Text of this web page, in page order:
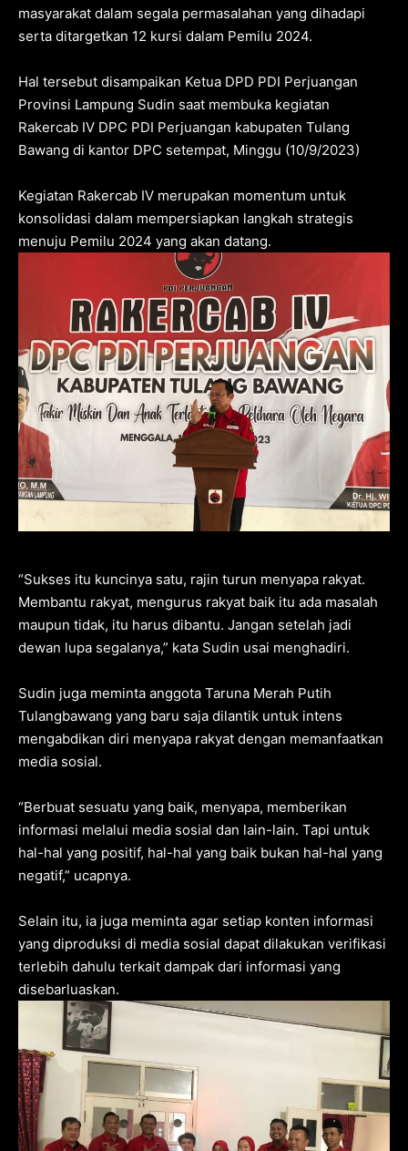
masyarakat dalam segala permasalahan yang dihadapi
serta ditargetkan 12 kursi dalam Pemilu 2024.
Hal tersebut disampaikan Ketua DPD PDI Perjuangan
Provinsi Lampung Sudin saat membuka kegiatan
Rakercab IV DPC PDI Perjuangan kabupaten Tulang
Bawang di kantor DPC setempat, Minggu (10/9/2023)
Kegiatan Rakercab IV merupakan momentum untuk
konsolidasi dalam mempersiapkan langkah strategis
menuju Pemilu 2024 yang akan datang.
“Sukses itu kuncinya satu, rajin turun menyapa rakyat.
Membantu rakyat, mengurus rakyat baik itu ada masalah
maupun tidak, itu harus dibantu. Jangan setelah jadi
dewan lupa segalanya,” kata Sudin usai menghadiri.
Sudin juga meminta anggota Taruna Merah Putih
Tulangbawang yang baru saja dilantik untuk intens
mengabdikan diri menyapa rakyat dengan memanfaatkan
media sosial.
“Berbuat sesuatu yang baik, menyapa, memberikan
informasi melalui media sosial dan lain-lain. Tapi untuk
hal-hal yang positif, hal-hal yang baik bukan hal-hal yang
negatif,” ucapnya.
Selain itu, ia juga meminta agar setiap konten informasi
yang diproduksi di media sosial dapat dilakukan verifikasi
terlebih dahulu terkait dampak dari informasi yang
disebarluaskan.